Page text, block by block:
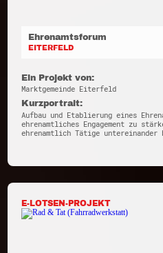
Ehrenamtsforum
EITERFELD
Ein Projekt von:
Marktgemeinde Eiterfeld
Kurzportrait:
Aufbau und Etablierung eines
ehrenamtliches Engagement zu
ehrenamtlich Tätige
E-LOTSEN-PROJEKT